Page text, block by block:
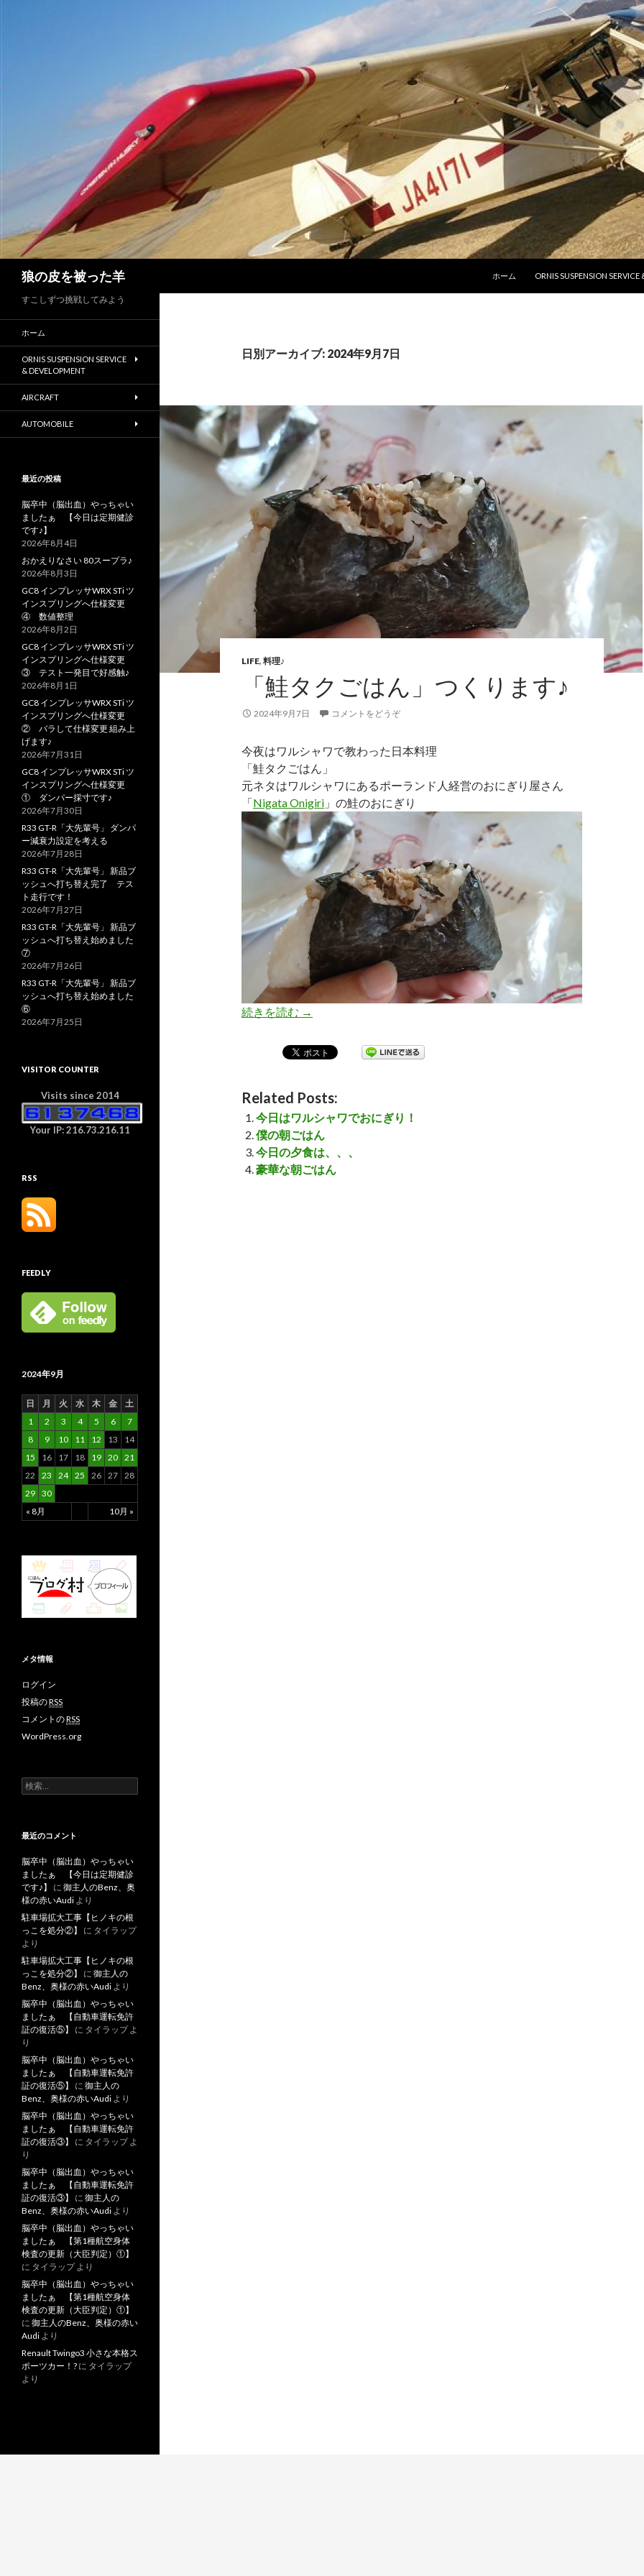
狼の皮を被った羊
ホーム
ORNIS SUSPENSION
日別アーカイブ: 2024年9月7日
LIFE, 料理♪
「鮭タクごはん」つくります♪
2024年9月7日 コメントをどうぞ
今夜はワルシャワで教わった日本料理
「鮭タクごはん」
元ネタはワルシャワにあるポーランド人経営のおにぎり屋さん
「Nigata Onigiri 」の鮭のおにぎり
続きを読む 「鮭タクごはん」つくります♪
→
Related Posts:
今日はワルシャワでおにぎり！
僕の朝ごはん
今日の夕食は、、、
豪華な朝ごはん
すこしずつ挑戦してみよう
ホーム
ORNIS SUSPENSION SERVICE
& DEVELOPMENT
AIRCRAFT
AUTOMOBILE
最近の投稿
脳卒中（脳出血）やっちゃい
ましたぁ 【今日は定期健診
です♪】
2026年8月4日
おかえりなさい 80スープラ♪
2026年8月3日
GC8 インプレッサWRX STi ツ
インスプリングへ仕様変更
④ 数値整理
2026年8月2日
GC8 インプレッサWRX STi ツ
インスプリングへ仕様変更
③ テスト一発目で好感触♪
2026年8月1日
GC8 インプレッサWRX STi ツ
インスプリングへ仕様変更
② バラして仕様変更 組み上
げます♪
2026年7月31日
GC8 インプレッサWRX STi ツ
インスプリングへ仕様変更
① ダンパー採寸です♪
2026年7月30日
R33 GT-R「大先輩号」 ダンパ
ー減衰力設定を考える
2026年7月28日
R33 GT-R「大先輩号」 新品ブ
ッシュへ打ち替え完了 テス
ト走行です！
2026年7月27日
R33 GT-R「大先輩号」 新品ブ
ッシュへ打ち替え始めました
⑦
2026年7月26日
R33 GT-R「大先輩号」 新品ブ
ッシュへ打ち替え始めました
⑥
2026年7月25日
VISITOR COUNTER
Visits since 2014
Your IP: 216.73.216.11
RSS
FEEDLY
2024年9月
日 月 火 水 木 金 土
« 8月 10月 »
1 2 3 4 5 6
7
8
9 10 11 12 13
14
15
16 17 18 19 20 21
22
23 24 25 26 27 28
29 30
メタ情報
ログイン
投稿のRSS
コメントのRSS
WordPress.org
検
索
最近のコメント
脳卒中（脳出血）やっちゃい
ましたぁ 【今日は定期健診
です♪】
に 御主人のBenz、奥
様の赤いAudi より
駐車場拡大工事【ヒノキの根
っこを処分②】
に タイラップ
より
駐車場拡大工事【ヒノキの根
っこを処分②】
に 御主人の
Benz、奥様の赤いAudi より
脳卒中（脳出血）やっちゃい
ましたぁ 【自動車運転免許
証の復活⑤】
に タイラップよ
り
脳卒中（脳出血）やっちゃい
ましたぁ 【自動車運転免許
証の復活⑤】
に 御主人の
Benz、奥様の赤いAudi より
脳卒中（脳出血）やっちゃい
ましたぁ 【自動車運転免許
証の復活③】
に タイラップよ
り
脳卒中（脳出血）やっちゃい
ましたぁ 【自動車運転免許
証の復活③】
に 御主人の
Benz、奥様の赤いAudi より
脳卒中（脳出血）やっちゃい
ましたぁ 【第1種航空身体
検査の更新（大臣判定）①】
に タイラップより
脳卒中（脳出血）やっちゃい
ましたぁ 【第1種航空身体
検査の更新（大臣判定）①】
に 御主人のBenz、奥様の赤い
Audi より
Renault Twingo3 小さな本格ス
ポーツカー！? に タイラップ
より